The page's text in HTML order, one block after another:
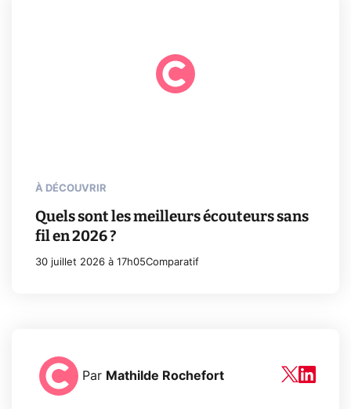
À DÉCOUVRIR
Quels sont les meilleurs écouteurs sans
fil en 2026 ?
30 juillet 2026 à 17h05Comparatif
Par Mathilde Rochefort